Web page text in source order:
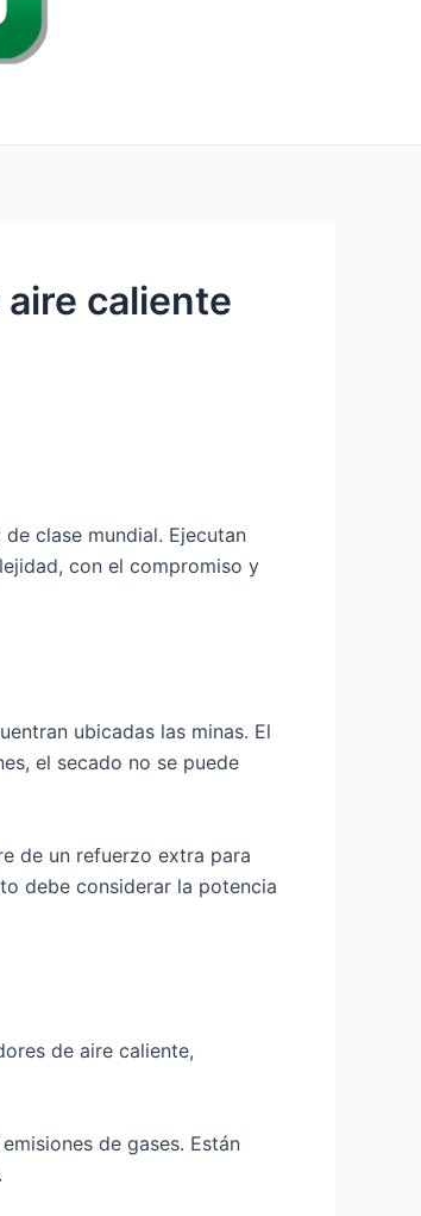
caliente
clase mundial. Ejecutan
con el compromiso y
ubicadas las minas. El
el secado no se puede
de un refuerzo extra para
debe considerar la potencia
de aire caliente,
de gases. Están